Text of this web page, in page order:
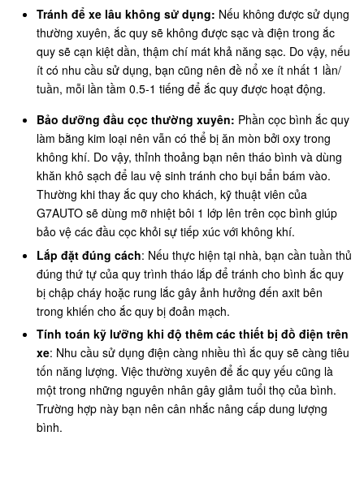
Tránh để xe lâu không sử dụng: Nếu không được sử dụng
thường xuyên, ắc quy sẽ không được sạc và điện trong ắc
quy sẽ cạn kiệt dần, thậm chí mát khả năng sạc. Do vậy, nếu
ít có nhu cầu sử dụng, bạn cũng nên đề nổ xe ít nhất 1 lần/
tuần, mỗi lần tầm 0.5-1 tiếng để ắc quy được hoạt động.
Bảo dưỡng đầu cọc thường xuyên: Phần cọc bình ắc quy
làm bằng kim loại nên vẫn có thể bị ăn mòn bởi oxy trong
không khí. Do vậy, thỉnh thoảng bạn nên tháo bình và dùng
khăn khô sạch để lau vệ sinh tránh cho bụi bẩn bám vào.
Thường khi thay ắc quy cho khách, kỹ thuật viên của
G7AUTO sẽ dùng mỡ nhiệt bôi 1 lớp lên trên cọc bình giúp
bảo vệ các đầu cọc khỏi sự tiếp xúc với không khí.
Lắp đặt đúng cách: Nếu thực hiện tại nhà, bạn cần tuần thủ
đúng thứ tự của quy trình tháo lắp để tránh cho bình ắc quy
bị chập cháy hoặc rung lắc gây ảnh hưởng đến axit bên
trong khiến cho ắc quy bị đoản mạch.
Tính toán kỹ lưỡng khi độ thêm các thiết bị đồ điện trên
xe: Nhu cầu sử dụng điện càng nhiều thì ắc quy sẽ càng tiêu
tốn năng lượng. Việc thường xuyên để ắc quy yếu cũng là
một trong những nguyên nhân gây giảm tuổi thọ của bình.
Trường hợp này bạn nên cân nhắc nâng cấp dung lượng
bình.